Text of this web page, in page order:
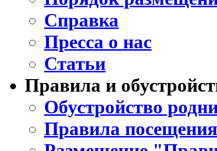
Справка
Пресса о нас
Статьи
Правила и
Обустройство
Правила